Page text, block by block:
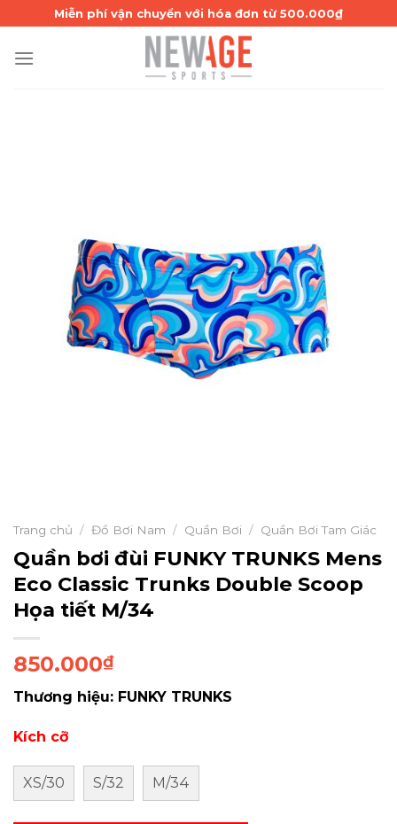
to
content
Miễn phí vận chuyển với hóa đơn từ 500.000₫
Trang chủ / Đồ Bơi Nam / Quần Bơi / Quần Bơi Tam Giác
Quần bơi đùi FUNKY TRUNKS Mens
Eco Classic Trunks Double Scoop
Họa tiết M/34
850.000₫
Thương hiệu: FUNKY TRUNKS
Kích cỡ
XS/30 S/32 M/34